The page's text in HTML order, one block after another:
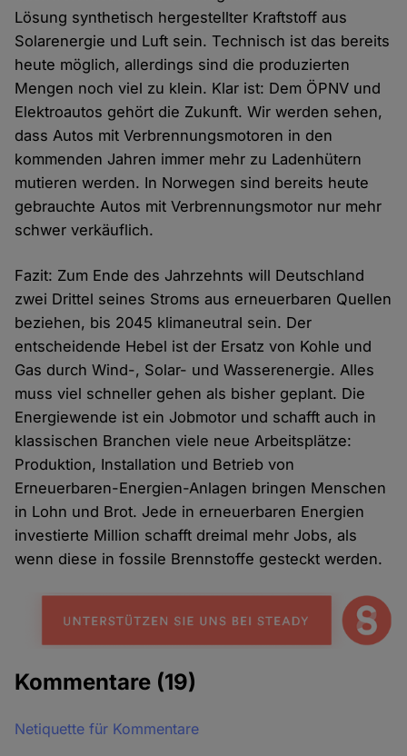
Lösung synthetisch hergestellter Kraftstoff aus
Solarenergie und Luft sein. Technisch ist das bereits
heute möglich, allerdings sind die produzierten
Mengen noch viel zu klein. Klar ist: Dem ÖPNV und
Elektroautos gehört die Zukunft. Wir werden sehen,
dass Autos mit Verbrennungsmotoren in den
kommenden Jahren immer mehr zu Ladenhütern
mutieren werden. In Norwegen sind bereits heute
gebrauchte Autos mit Verbrennungsmotor nur mehr
schwer verkäuflich.
Fazit: Zum Ende des Jahrzehnts will Deutschland
zwei Drittel seines Stroms aus erneuerbaren Quellen
beziehen, bis 2045 klimaneutral sein. Der
entscheidende Hebel ist der Ersatz von Kohle und
Gas durch Wind-, Solar- und Wasserenergie. Alles
muss viel schneller gehen als bisher geplant. Die
Energiewende ist ein Jobmotor und schafft auch in
klassischen Branchen viele neue Arbeitsplätze:
Produktion, Installation und Betrieb von
Erneuerbaren-Energien-Anlagen bringen Menschen
in Lohn und Brot. Jede in erneuerbaren Energien
investierte Million schafft dreimal mehr Jobs, als
wenn diese in fossile Brennstoffe gesteckt werden.
Kommentare (19)
Netiquette für Kommentare